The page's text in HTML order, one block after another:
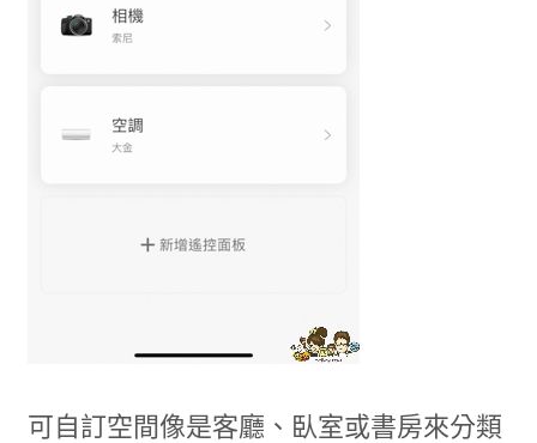
可自訂空間像是客廳、臥室或書房來分類